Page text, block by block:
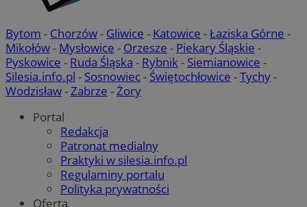
Bytom - Chorzów- Gliwice - Katowice -Łaziska Górne -
Mikołów- Mysłowice - Orzesze - Piekary Śląskie -
Pyskowice - Ruda Śląska - Rybnik- Siemianowice -
Silesia.info.pl - Sosnowiec- Świętochłowice -Tychy-
Wodzisław-Zabrze -Żory
Portal
Redakcja
Patronat medialny
Praktyki w silesia.info.pl
Regulaminy portalu
Polityka prywatności
Oferta